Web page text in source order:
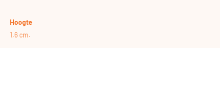
Hoogte
1,6 cm.